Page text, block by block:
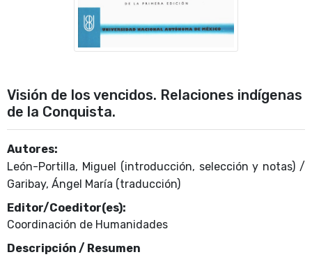
Visión de los vencidos. Relaciones indígenas
de la Conquista.
Autores:
León-Portilla, Miguel (introducción, selección y notas) /
Garibay, Ángel María (traducción)
Editor/Coeditor(es):
Coordinación de Humanidades
Descripción / Resumen